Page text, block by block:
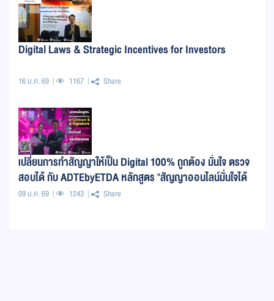
Digital Laws & Strategic Incentives for Investors
16 ม.ค. 69 1167 Share
เปลี่ยนการทำสัญญาให้เป็น Digital 100% ถูกต้อง มั่นใจ ตรวจ
สอบได้ กับ ADTEbyETDA หลักสูตร "สัญญาออนไลน์มั่นใจได้
ด้วย e-Contract & e-Signature"
09 ม.ค. 69 1243 Share